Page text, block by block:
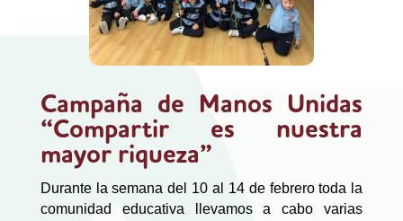
Campaña de Manos Unidas
“Compartir es nuestra
mayor riqueza”
Durante la semana del 10 al 14 de febrero toda la
comunidad educativa llevamos a cabo varias